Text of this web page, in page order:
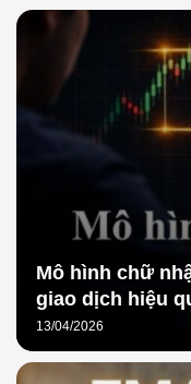
Mô hình chữ
giao dịch hiệu
13/04/2026